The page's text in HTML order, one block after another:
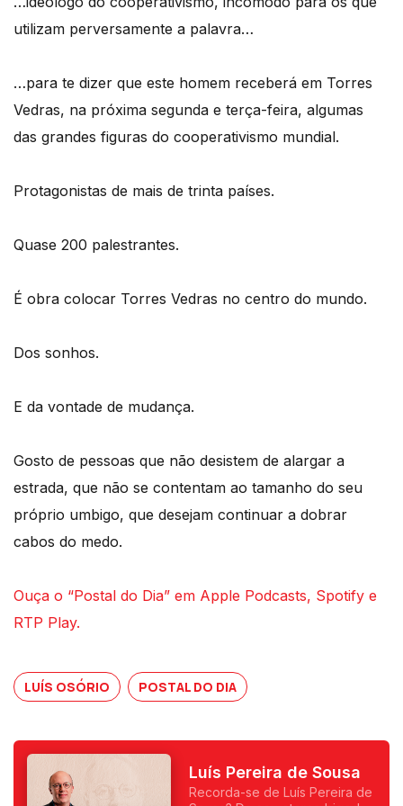
utilizam perversamente a palavra…
…para te dizer que este homem receberá em Torres
Vedras, na próxima segunda e terça-feira, algumas
das grandes figuras do cooperativismo mundial.
Protagonistas de mais de trinta países.
Quase 200 palestrantes.
É obra colocar Torres Vedras no centro do mundo.
Dos sonhos.
E da vontade de mudança.
Gosto de pessoas que não desistem de alargar a
estrada, que não se contentam ao tamanho do seu
próprio umbigo, que desejam continuar a dobrar
cabos do medo.
Ouça o “Postal do Dia” em Apple Podcasts, Spotify e
RTP Play.
LUÍS OSÓRIO POSTAL DO DIA
Luís Pereira de Sousa
Recorda-se de Luís Pereira de